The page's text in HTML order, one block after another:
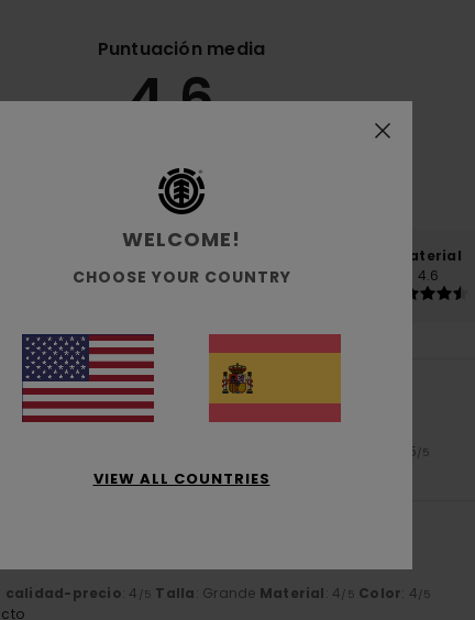
Puntuación media
4.6
32 reseñas verificadas
El 66% de nuestros clientes recomiendan este producto
precio
Material
4.6
calidad-precio : 5/5
calidad-precio: 4 /5 Talla: Grande Material: 4/5 Color: 4/5
WELCOME!
CHOOSE YOUR COUNTRY
VIEW ALL COUNTRIES